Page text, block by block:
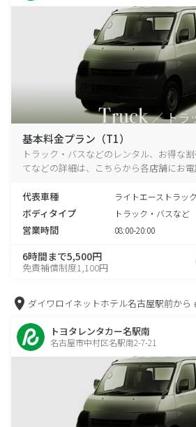
基本料金プラン（T1）
トラック・バスなどのレンタル、お得な
てなどの詳細は、こちらから各店舗にお電
代表車種 ライトエーストラッ
ボディタイプ トラック・バスなど
営業時間 08:00-20:00
6時間まで5,500円
免責補償制度1,100円
ダイワロイネットホテル名古屋駅前から
トヨタレンタカー名駅南
名古屋市中村区名駅南2-7-21